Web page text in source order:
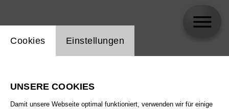
Biographie
Einstellung Website Cookie
Cookies Einstellungen
UNSERE COOKIES
Damit unsere Webseite optimal funktioniert, verwenden wir für einige